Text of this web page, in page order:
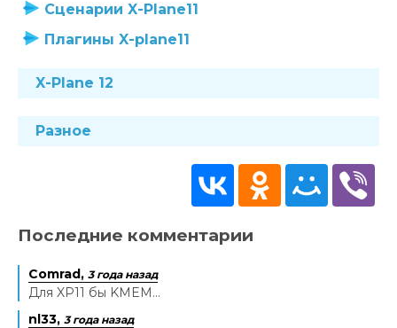
Сценарии X-Plane11
Плагины X-plane11
X-Plane 12
Разное
Последние комментарии
Comrad, 3 года назад
Для XP11 бы KMEM...
nl33, 3 года назад